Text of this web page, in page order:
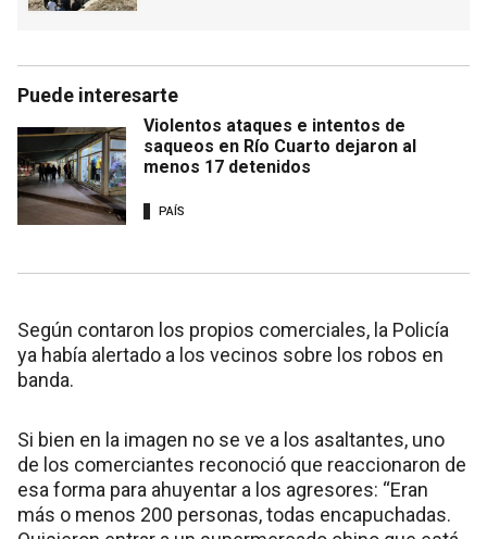
Puede interesarte
Violentos ataques e intentos de
saqueos en Río Cuarto dejaron al
menos 17 detenidos
PAÍS
Según contaron los propios comerciales, la Policía
ya había alertado a los vecinos sobre los robos en
banda.
Si bien en la imagen no se ve a los asaltantes, uno
de los comerciantes reconoció que reaccionaron de
esa forma para ahuyentar a los agresores: “Eran
más o menos 200 personas, todas encapuchadas.